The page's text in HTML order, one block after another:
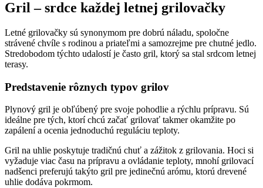
Gril – srdce každej letnej grilovačky
Letné grilovačky sú synonymom pre dobrú náladu, spoločne
strávené chvíle s rodinou a priateľmi a samozrejme pre chutné jedlo.
Stredobodom týchto udalostí je často gril, ktorý sa stal srdcom letnej
terasy.
Predstavenie rôznych typov grilov
Plynový gril je obľúbený pre svoje pohodlie a rýchlu prípravu. Sú
ideálne pre tých, ktorí chcú začať grilovať takmer okamžite po
zapálení a ocenia jednoduchú reguláciu teploty.
Gril na uhlie poskytuje tradičnú chuť a zážitok z grilovania. Hoci si
vyžaduje viac času na prípravu a ovládanie teploty, mnohí grilovací
nadšenci preferujú takýto gril pre jedinečnú arómu, ktorú drevené
uhlie dodáva pokrmom.